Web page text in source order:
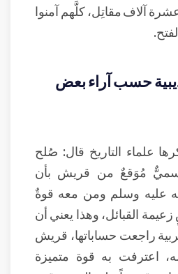
آلاف مقاتِل، كلَّهم آمنوا
حسب آراء بعض
علماء التاريخ قال: صُلح
رسميٌّ مُوَقعٌ من قريش بأن
عليه وسلم ومن معه قوةٌ
القبائل، وهذا يعني أن
راجعت حساباتها، قريش
اعترفت به قوة متميزة